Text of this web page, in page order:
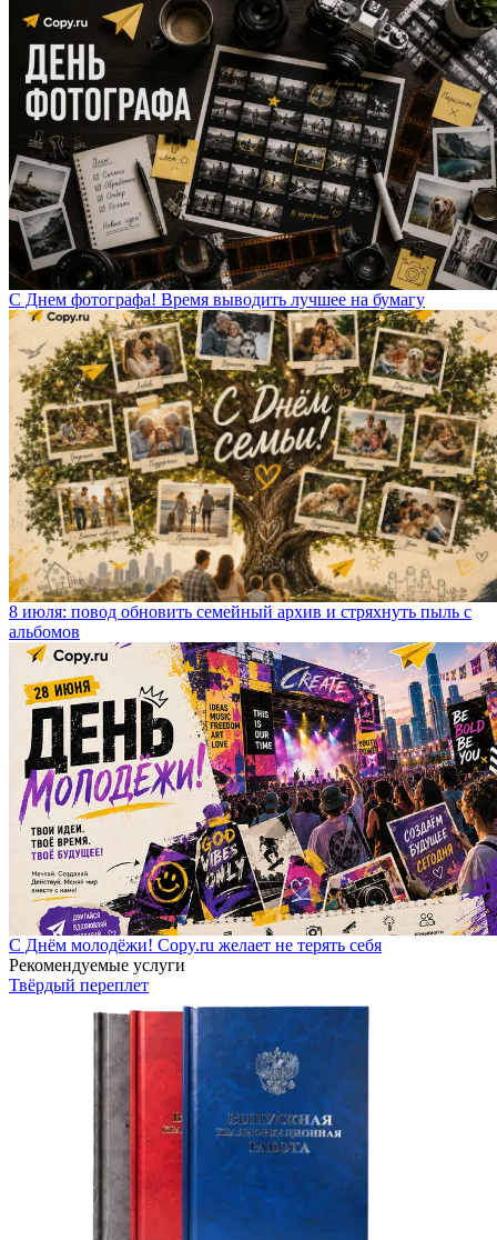
С Днем фотографа! Время выводить лучшее на бумагу
8 июля: повод обновить семейный архив и стряхнуть пыль с
альбомов
С Днём молодёжи! Copy.ru желает не терять себя
Рекомендуемые услуги
Твёрдый переплет